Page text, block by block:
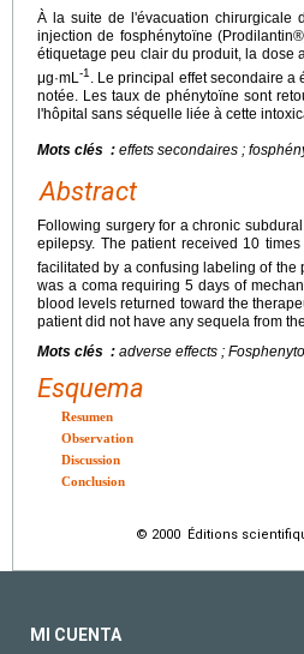
À la suite de l'évacuation chirurgicale
injection de fosphénytoïne
étiquetage peu clair du produit, la dose
μg·mL-1 . Le principal effet secondaire a
notée. Les taux de phénytoïne sont
l'hôpital sans séquelle liée à cette
Mots clés : effets secondaires ;
Abstract
Following surgery for a chronic
epilepsy. The patient received 10
facilitated by a confusing labeling of the
was a coma requiring 5 days of
blood levels returned toward the
patient did not have any sequela from
Mots clés : adverse effects ;
Esquema
Resumen
Observation
Discussion
Conclusion
© 2000 Éditions
MI CUENTA